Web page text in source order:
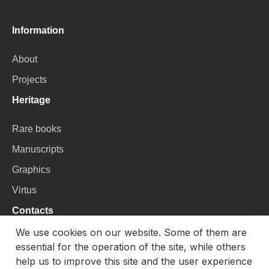
Information
About
Projects
Heritage
Rare books
Manuscripts
Graphics
Virtus
Contacts
VU Library
Universiteto g. 3, LT-01122, Vilnius
We use cookies on our website. Some of them are
essential for the operation of the site, while others
help us to improve this site and the user experience